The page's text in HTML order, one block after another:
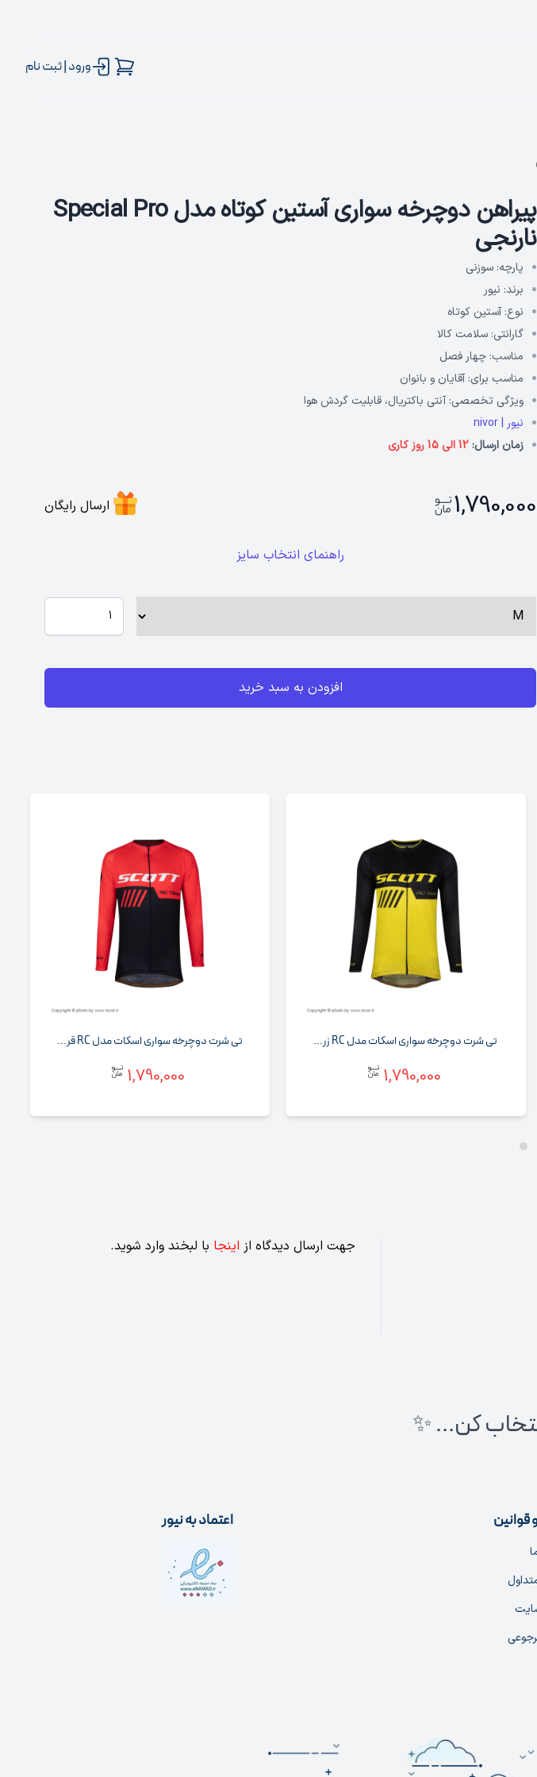
ورود | ثبت نام
پیراهن دوچرخه سواری آستین کوتاه مدل Special Pro
نارنجی
پارچه: سوزنی
برند: نیور
نوع: آستین کوتاه
گارانتی: سلامت کالا
مناسب: چهار فصل
مناسب برای: آقایان و بانوان
ویژگی تخصصی: آنتی باکتریال، قابلیت گردش هوا
نیور | nivor
زمان ارسال:12 الی 15 روز کاری
1,790,000 ارسال رایگان
راهنمای انتخاب سایز
افزودن به سبد خرید
تی شرت دوچرخه سواری اسکات مدل RC زر...
1,790,000
تی شرت دوچرخه سواری اسکات مدل RC قر...
1,790,000
جهت ارسال دیدگاه از اینجا با لبخند وارد شوید.
کن... ✨
قوانین اعتماد به نیور